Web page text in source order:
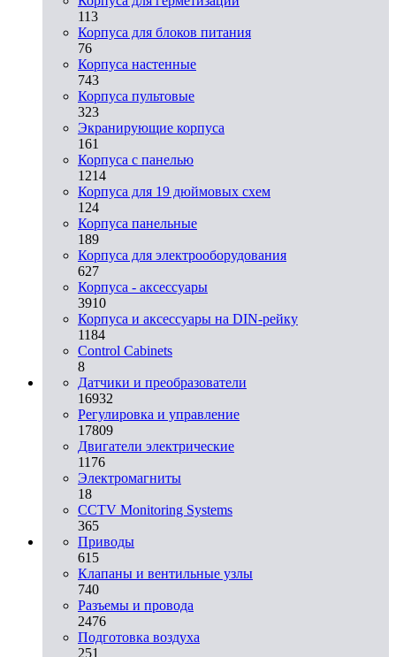
113
Корпуса для блоков питания
76
Корпуса настенные
743
Корпуса пультовые
323
Экранирующие корпуса
161
Корпуса с панелью
1214
Корпуса для 19 дюймовых схем
124
Корпуса панельные
189
Корпуса для электрооборудования
627
Корпуса - аксессуары
3910
Корпуса и аксессуары на DIN-рейку
1184
Control Cabinets
8
Датчики и преобразователи
16932
Регулировка и управление
17809
Двигатели электрические
1176
Электромагниты
18
CCTV Monitoring Systems
365
Приводы
615
Клапаны и вентильные узлы
740
Разъемы и провода
2476
Подготовка воздуха
251